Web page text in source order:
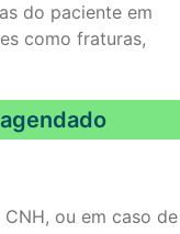
do paciente em
como fraturas,
ou em caso de